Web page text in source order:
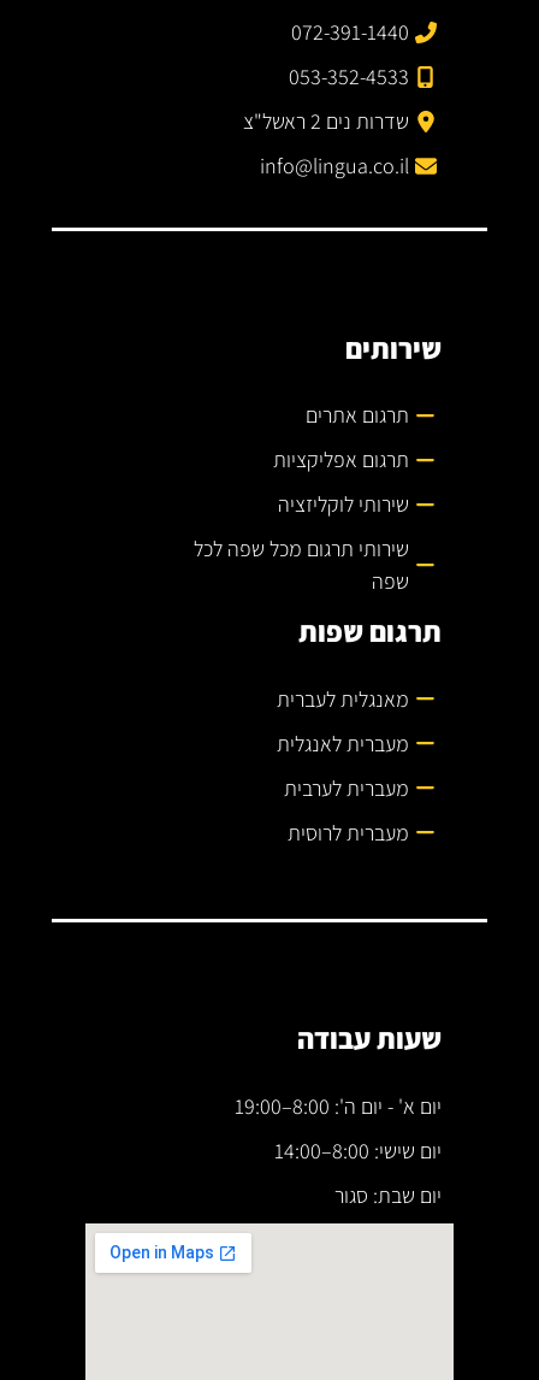
072-391-1440
053-352-4533
שדרות נים 2 ראשל"צ
info@lingua.co.il
שירותים
תרגום אתרים
תרגום אפליקציות
שירותי לוקליזציה
שירותי תרגום מכל שפה לכל
שפה
תרגום שפות
מאנגלית לעברית
מעברית לאנגלית
מעברית לערבית
מעברית לרוסית
שעות עבודה
יום א' - יום ה': 8:00–19:00
יום שישי: 8:00–14:00
יום שבת: סגור